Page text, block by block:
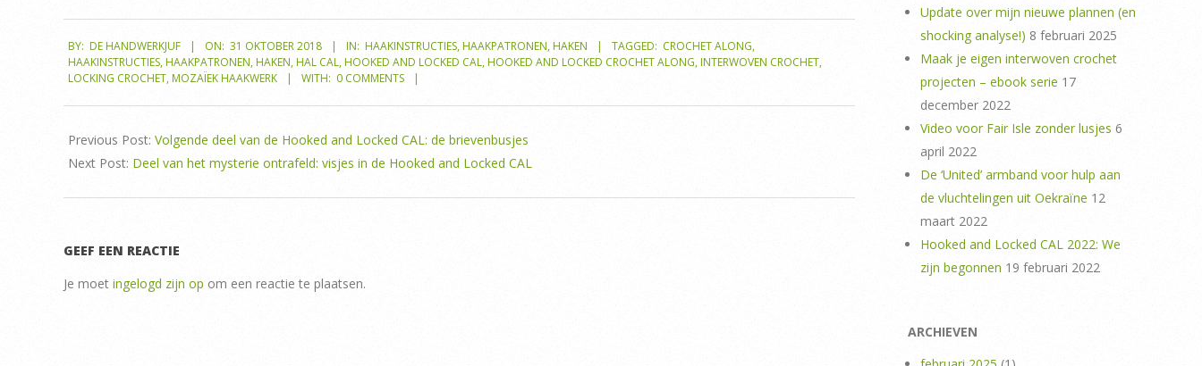
10-
31
BY: DE HANDWERKJUF ON: 31 OKTOBER 2018 IN: HAAKINSTRUCTIES,HAAKPATRONEN,HAKEN TAGGED: CROCHET ALONG,
HAAKINSTRUCTIES,HAAKPATRONEN,HAKEN,HAL CAL,HOOKED AND LOCKED CAL, HOOKED AND LOCKED CROCHET ALONG,INTERWOVEN CROCHET,
LOCKING CROCHET,MOZAÏEK HAAKWERK WITH: 0 COMMENTS
Previous Post: Volgende deel van de Hooked and Locked CAL: de brievenbusjes
Next Post: Deel van het mysterie ontrafeld: visjes in de Hooked and Locked CAL
GEEF EEN REACTIE
Je moet ingelogd zijn op om een reactie te plaatsen.
Update over mijn nieuwe plannen (en
shocking analyse!) 8 februari 2025
Maak je eigen interwoven crochet
projecten – ebook serie 17
december 2022
Video voor Fair Isle zonder lusjes 6
april 2022
De ‘United’ armband voor hulp aan
de vluchtelingen uit Oekraïne 12
maart 2022
Hooked and Locked CAL 2022: We
zijn begonnen 19 februari 2022
ARCHIEVEN